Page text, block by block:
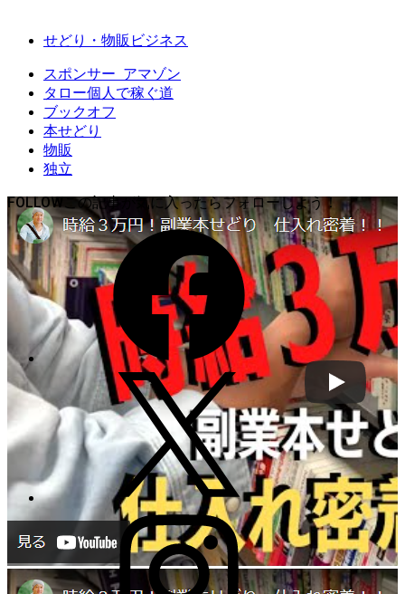
せどり・物販ビジネス
スポンサー_アマゾン
タロー個人で稼ぐ道
ブックオフ
本せどり
物販
独立
FOLLOW